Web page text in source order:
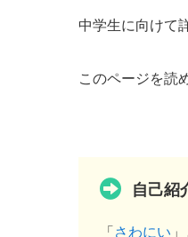
中学生に向けて
このページを読
自己紹
「 さわにい